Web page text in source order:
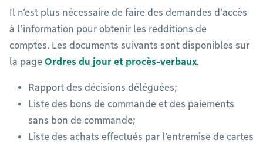
Il n’est plus nécessaire de faire des demandes d’accès
à l’information pour obtenir les redditions de
comptes. Les documents suivants sont disponibles sur
la page Ordres du jour et procès-verbaux.
Rapport des décisions déléguées;
Liste des bons de commande et des paiements
sans bon de commande;
Liste des achats effectués par l’entremise de cartes